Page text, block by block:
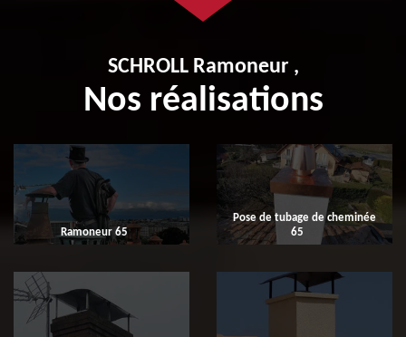
SCHROLL Ramoneur ,
Nos réalisations
Ramoneur 65
Pose de tubage de cheminée
65